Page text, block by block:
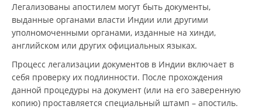
Легализованы апостилем могут быть документы,
выданные органами власти Индии или другими
уполномоченными органами, изданные на хинди,
английском или других официальных языках.
Процесс легализации документов в Индии включает в
себя проверку их подлинности. После прохождения
данной процедуры на документ (или на его заверенную
копию) проставляется специальный штамп – апостиль.